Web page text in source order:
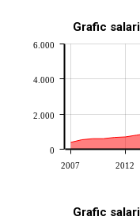
Grafic
2007 2012
0
2.000
4.000
6.000
Grafic